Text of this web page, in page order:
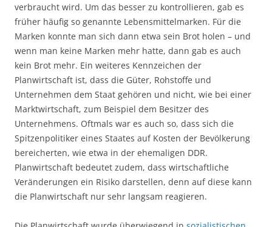
verbraucht wird. Um das besser zu kontrollieren, gab es
früher häufig so genannte Lebensmittelmarken. Für die
Marken konnte man sich dann etwa sein Brot holen – und
wenn man keine Marken mehr hatte, dann gab es auch
kein Brot mehr. Ein weiteres Kennzeichen der
Planwirtschaft ist, dass die Güter, Rohstoffe und
Unternehmen dem Staat gehören und nicht, wie bei einer
Marktwirtschaft, zum Beispiel dem Besitzer des
Unternehmens. Oftmals war es auch so, dass sich die
Spitzenpolitiker eines Staates auf Kosten der Bevölkerung
bereicherten, wie etwa in der ehemaligen DDR.
Planwirtschaft bedeutet zudem, dass wirtschaftliche
Veränderungen ein Risiko darstellen, denn auf diese kann
die Planwirtschaft nur sehr langsam reagieren.